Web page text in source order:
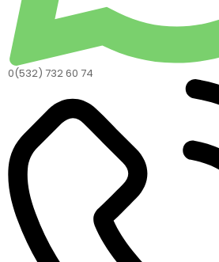
0(532) 732 60 74